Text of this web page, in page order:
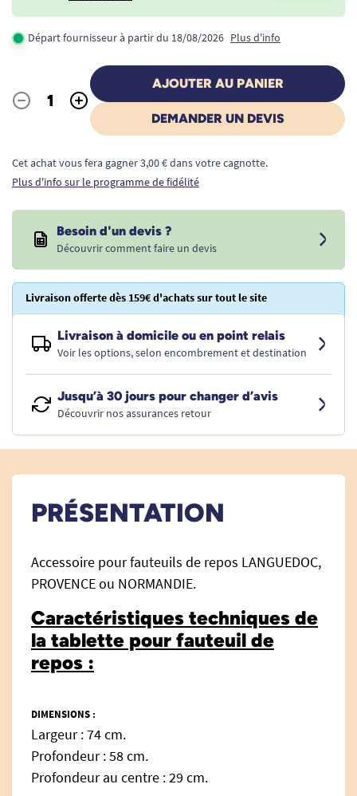
Départ fournisseur à partir du 18/08/2026 Plus d'info
Quantité
- +
AJOUTER AU PANIER
DEMANDER UN DEVIS
Cet achat vous fera gagner 3,00 € dans votre cagnotte.
Plus d'info sur le programme de fidélité
Besoin d'un devis ?
Découvrir comment faire un devis
Livraison offerte dès 159€ d'achats sur tout le site
Livraison à domicile ou en point relais
Voir les options, selon encombrement et destination
Jusqu’à 30 jours pour changer d’avis
Découvrir nos assurances retour
PRÉSENTATION
Accessoire pour fauteuils de repos LANGUEDOC,
PROVENCE ou NORMANDIE.
Caractéristiques techniques de
la tablette pour fauteuil de
repos :
DIMENSIONS :
Largeur : 74 cm.
Profondeur : 58 cm.
Profondeur au centre : 29 cm.